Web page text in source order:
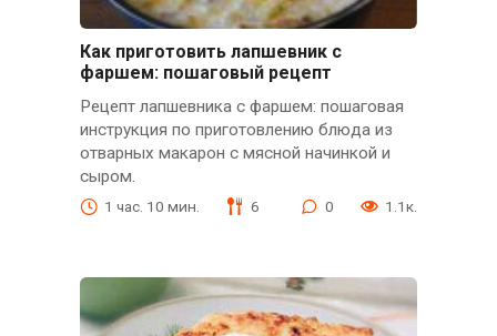
Как приготовить лапшевник с
фаршем: пошаговый рецепт
Рецепт лапшевника с фаршем: пошаговая
инструкция по приготовлению блюда из
отварных макарон с мясной начинкой и
сыром.
1 час. 10 мин. 6 0 1.1к.